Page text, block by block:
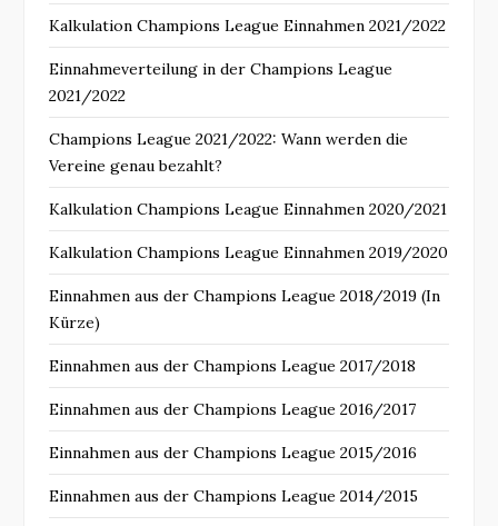
Kalkulation Champions League Einnahmen 2021/2022
Einnahmeverteilung in der Champions League
2021/2022
Champions League 2021/2022: Wann werden die
Vereine genau bezahlt?
Kalkulation Champions League Einnahmen 2020/2021
Kalkulation Champions League Einnahmen 2019/2020
Einnahmen aus der Champions League 2018/2019 (In
Kürze)
Einnahmen aus der Champions League 2017/2018
Einnahmen aus der Champions League 2016/2017
Einnahmen aus der Champions League 2015/2016
Einnahmen aus der Champions League 2014/2015